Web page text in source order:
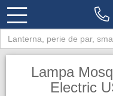
Lampa
Electric